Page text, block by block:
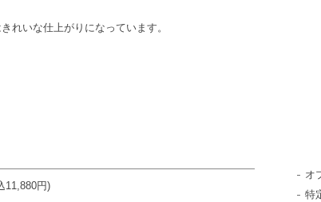
れいな仕上がりになっています。
11,880円)
オ
特